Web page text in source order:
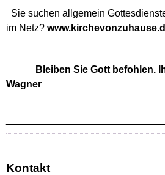
Sie suchen allgemein
im Netz?
Bleiben Sie Gott befohlen.
Wagner
Kontakt